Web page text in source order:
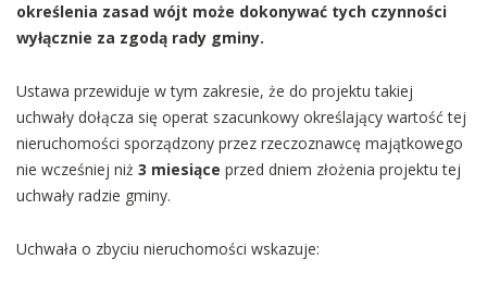
określenia zasad wójt może dokonywać tych czynności
wyłącznie za zgodą rady gminy.
Ustawa przewiduje w tym zakresie, że do projektu takiej
uchwały dołącza się operat szacunkowy określający wartość tej
nieruchomości sporządzony przez rzeczoznawcę majątkowego
nie wcześniej niż 3 miesiące przed dniem złożenia projektu tej
uchwały radzie gminy.
Uchwała o zbyciu nieruchomości wskazuje: